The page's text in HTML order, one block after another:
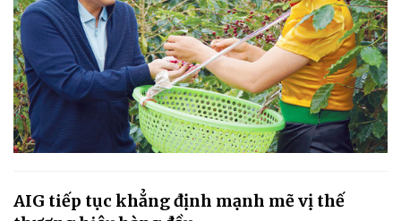
AIG tiếp tục khẳng định mạnh mẽ vị thế